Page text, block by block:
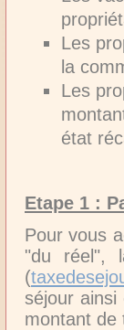
Les
la
Les
état
Etape 1 :
Pour vous
"du réel",
(
séjour ainsi
montant de